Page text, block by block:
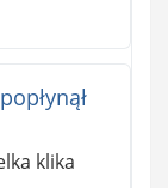
klika